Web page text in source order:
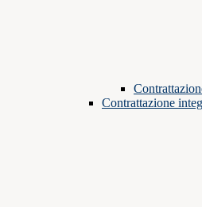
Contrattazione